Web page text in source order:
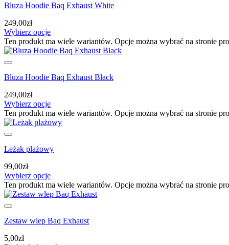
Bluza Hoodie Baq Exhaust White
249,00zł
Wybierz opcje
Ten produkt ma wiele wariantów. Opcje można wybrać na stronie
Bluza Hoodie Baq Exhaust Black
249,00zł
Wybierz opcje
Ten produkt ma wiele wariantów. Opcje można wybrać na stronie
Leżak plażowy
99,00zł
Wybierz opcje
Ten produkt ma wiele wariantów. Opcje można wybrać na stronie
Zestaw wlep Baq Exhaust
5,00zł